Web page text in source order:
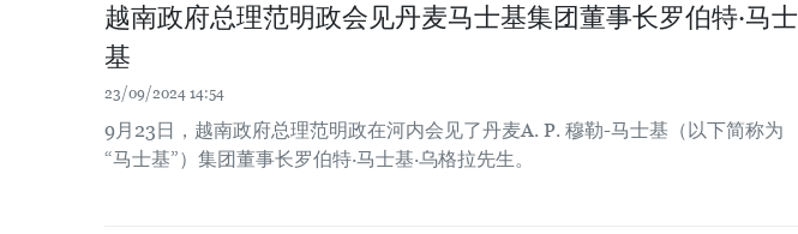
越南政府总理范明政会见丹麦马士基集团董事长罗伯特·马士
基
23/09/2024 14:54
9月23日，越南政府总理范明政在河内会见了丹麦A. P. 穆勒-马士基（以下简称为
“马士基”）集团董事长罗伯特·马士基·乌格拉先生。